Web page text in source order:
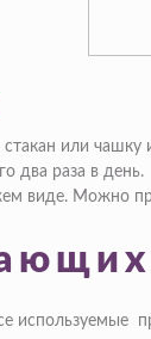
или
два раза в день.
виде. Можно
используемые